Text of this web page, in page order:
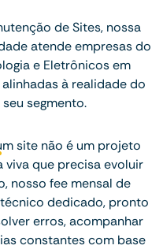
de Sites, nossa
atende empresas do
e Eletrônicos em
à realidade do
segmento.
site não é um projeto
viva que precisa evoluir
nosso fee mensal de
dedicado, pronto
erros, acompanhar
constantes com base